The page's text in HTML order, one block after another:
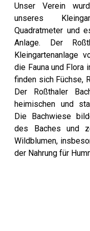
Unser Verein
unseres
Quadratmeter und
Anlage. Der
Kleingartenanlage
die Fauna und Flora
finden sich Füchse,
Der Roßthaler
heimischen und
Die Bachwiese
des Baches und
Wildblumen,
der Nahrung für